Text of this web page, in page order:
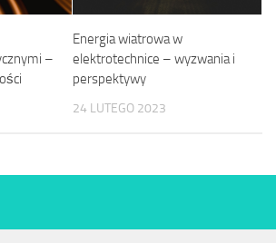
–
Energia wiatrowa w
elektrotechnice – wyzwania i
perspektywy
24 LUTEGO 2023